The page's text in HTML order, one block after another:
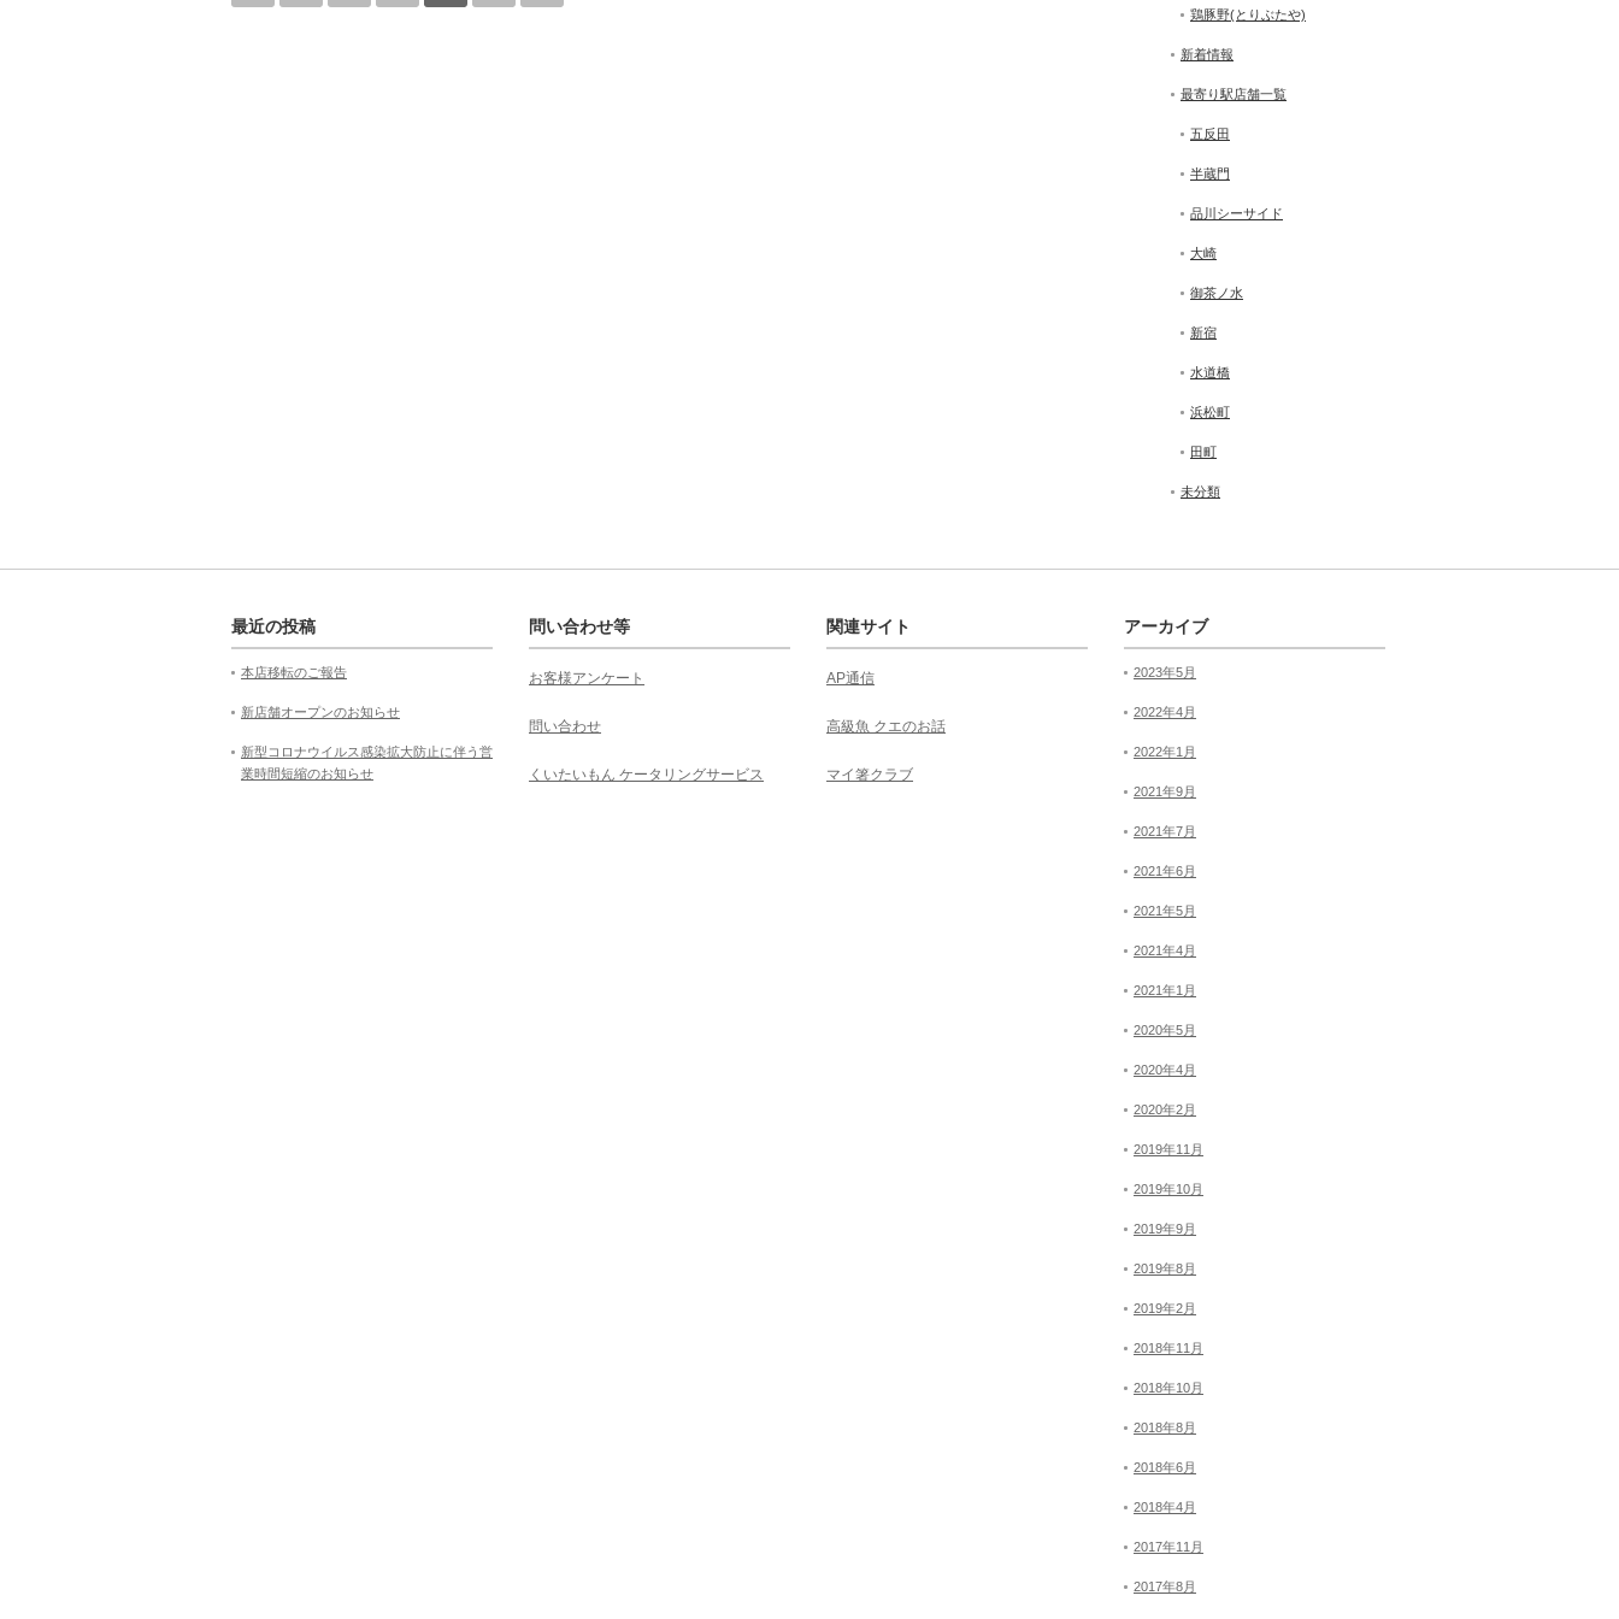
鶏豚野(とりぶたや)
新着情報
最寄り駅店舗一覧
五反田
半蔵門
品川シーサイド
大崎
御茶ノ水
新宿
水道橋
浜松町
田町
未分類
最近の投稿
本店移転のご報告
新店舗オープンのお知らせ
新型コロナウイルス感染拡大防止に伴う営
業時間短縮のお知らせ
問い合わせ等
お客様アンケート
問い合わせ
くいたいもん ケータリングサービス
関連サイト
AP通信
高級魚 クエのお話
マイ箸クラブ
アーカイブ
2023年5月
2022年4月
2022年1月
2021年9月
2021年7月
2021年6月
2021年5月
2021年4月
2021年1月
2020年5月
2020年4月
2020年2月
2019年11月
2019年10月
2019年9月
2019年8月
2019年2月
2018年11月
2018年10月
2018年8月
2018年6月
2018年4月
2017年11月
2017年8月